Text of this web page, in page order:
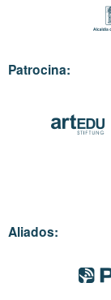
Patrocina:
Aliados: